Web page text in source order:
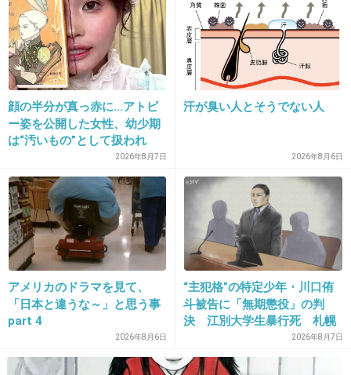
(わだたく) 電車にしょこたんおったんやけ...
26. 匿名2013/09/12(木) 20:14:59
いいな〜！
こちら四国には新幹線通ってないから、大阪行
って初めて新幹線見て、うわぁぁ（≧∇≦）って
なった（笑）
私も新幹線乗ってみたい！
+47 -6
27. 匿名 2013/09/12(木) 20:15:50
窓側の席の人にコンセント独占される。
顔の半分が真っ赤に…アトピ
ー姿を公開した女性、幼少期
は“汚いもの”として扱われ
「人に触れる行為に罪悪感を
持っていた」
2026年8月7日
汗が臭い人とそうでない人
2026年8月6日
アメリカのドラマを見て、
「日本と違うな～」と思う事
part 4
2026年8月6日
“主犯格”の特定少年・川口侑
斗被告に「無期懲役」の判
決 江別大学生暴行死 札幌
2026年8月7日